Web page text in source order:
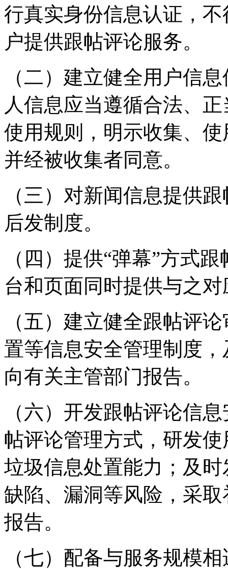
行真实身份信息认证，
户提供跟帖评论服务。
（二）建立健全用户信
人信息应当遵循合法、
使用规则，明示收集、
并经被收集者同意。
（三）对新闻信息提供
后发制度。
（四）提供“弹幕”方式
台和页面同时提供与之
（五）建立健全跟帖评
置等信息安全管理制度
向有关主管部门报告。
（六）开发跟帖评论信
帖评论管理方式，研发
垃圾信息处置能力；及
缺陷、漏洞等风险，采
报告。
（七）配备与服务规模